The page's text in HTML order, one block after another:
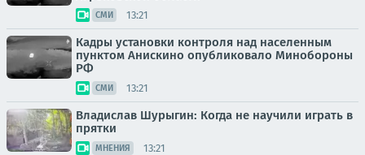
СМИ 13:21
Кадры установки контроля над населенным
пунктом Анискино опубликовало Минобороны
РФ
СМИ 13:21
Владислав Шурыгин: Когда не научили играть в
прятки
МНЕНИЯ 13:21